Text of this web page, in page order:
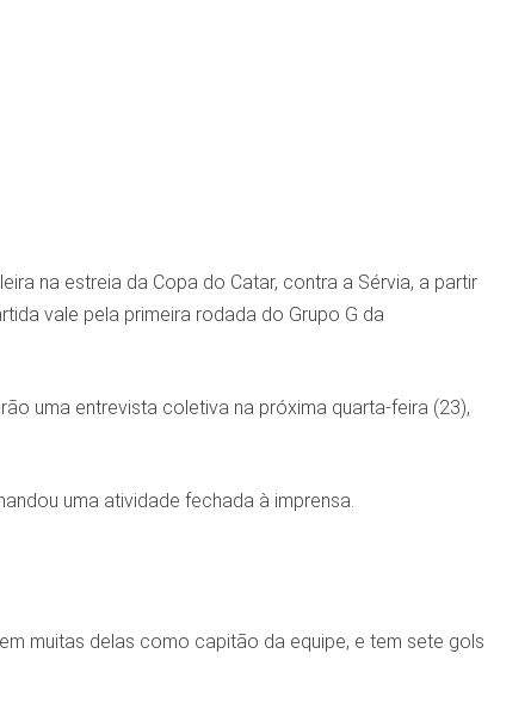
na estreia da Copa do Catar, contra a Sérvia, a partir
vale pela primeira rodada do Grupo G da
uma entrevista coletiva na próxima quarta-feira (23),
uma atividade fechada à imprensa.
muitas delas como capitão da equipe, e tem sete gols